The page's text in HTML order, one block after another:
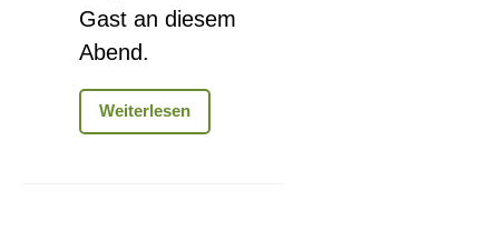
Gast an diesem
Abend.
WeiterlesenLichter
der